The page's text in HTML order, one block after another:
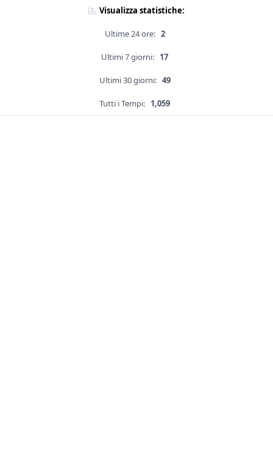
Visualizza statistiche:
Ultime 24 ore: 2
Ultimi 7 giorni: 17
Ultimi 30 giorni: 49
Tutti i Tempi: 1,059